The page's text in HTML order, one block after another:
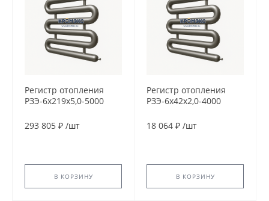
Регистр отопления
РЗЭ-6x219x5,0-5000
293 805 ₽ /шт
В КОРЗИНУ
Регистр отопления
РЗЭ-6x42x2,0-4000
18 064 ₽ /шт
В КОРЗИНУ